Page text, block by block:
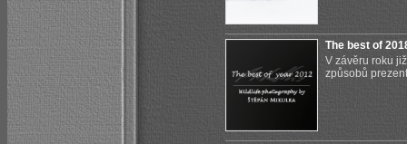
The best of
V závěru roku
způsobů